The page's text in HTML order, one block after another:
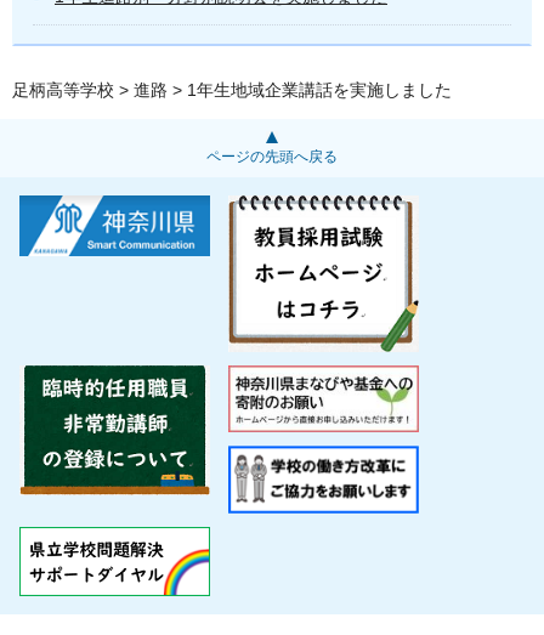
足柄高等学校 > 進路 > 1年生地域企業講話を実施しました
ページの先頭へ戻る